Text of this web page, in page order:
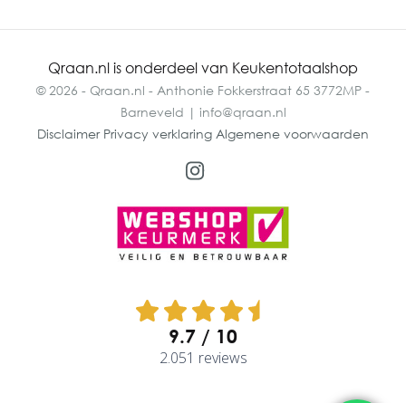
Qraan.nl is onderdeel van Keukentotaalshop
© 2026 - Qraan.nl - Anthonie Fokkerstraat 65 3772MP -
Barneveld | info@qraan.nl
Disclaimer Privacy verklaring Algemene voorwaarden
9.7
2.051 reviews